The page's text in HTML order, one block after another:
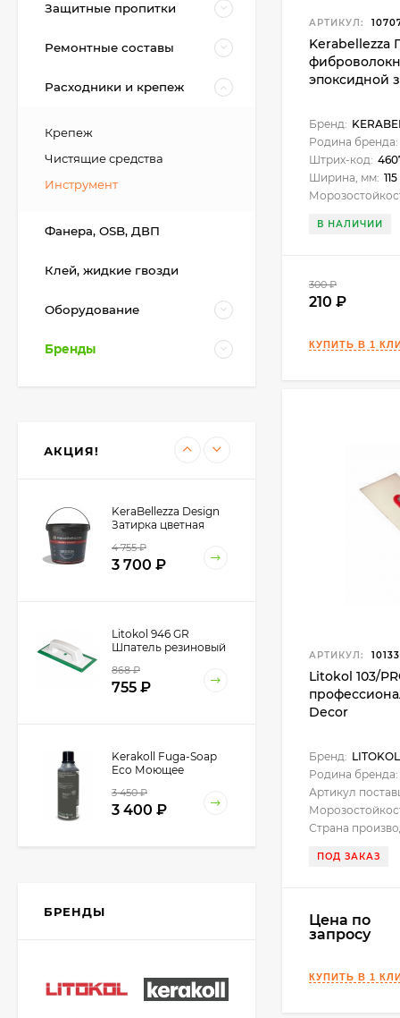
АРТИКУЛ:
Kerabellezza
эпоксидной
Бренд:
Родина бренда:
Штрих-код:
Ширина, мм: 115
В НАЛИЧИИ
300
210
АРТИКУЛ:
Litokol 103/
Decor
Бренд: LITOKOL
Родина бренда:
Артикул
Страна
ПОД ЗАКАЗ
Цена по
запросу
Защитные пропитки
Ремонтные составы
Расходники и крепеж
Крепеж
Чистящие средства
Инструмент
Фанера, OSB, ДВП
Клей, жидкие гвозди
Оборудование
Бренды
АКЦИЯ!
фиброволокна для
затирки
300
KeraBellezza Design
Затирка цветная
990
Kerakoll Fugabella
KeraBellezza Design
Затирка цветная
4 755
3 700
Litokol 946 GR
Шпатель резиновый
затирки, 260х110 мм.
868
755
Kerakoll Fuga-Soap
Eco Моющее
3 450
3 400
Kerabellezza Губка
БРЕНДЫ